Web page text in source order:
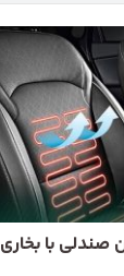
با